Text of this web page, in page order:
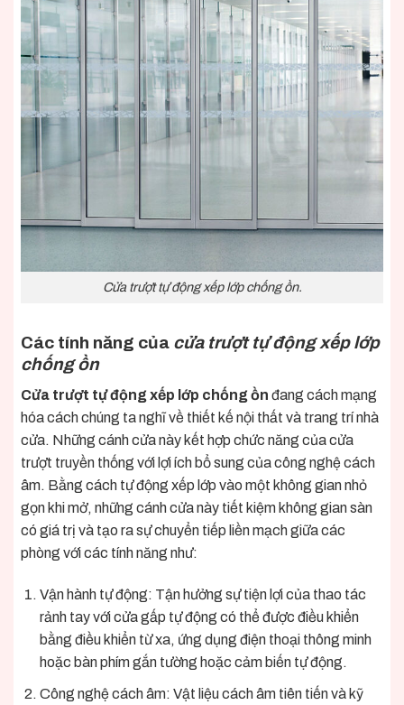
Cửa trượt tự động xếp lớp chống ồn.
Các tính năng của cửa trượt tự động xếp lớp
chống ồn
Cửa trượt tự động xếp lớp chống ồn đang cách mạng
hóa cách chúng ta nghĩ về thiết kế nội thất và trang trí nhà
cửa. Những cánh cửa này kết hợp chức năng của cửa
trượt truyền thống với lợi ích bổ sung của công nghệ cách
âm. Bằng cách tự động xếp lớp vào một không gian nhỏ
gọn khi mở, những cánh cửa này tiết kiệm không gian sàn
có giá trị và tạo ra sự chuyển tiếp liền mạch giữa các
phòng với các tính năng như:
Vận hành tự động: Tận hưởng sự tiện lợi của thao tác
rảnh tay với cửa gấp tự động có thể được điều khiển
bằng điều khiển từ xa, ứng dụng điện thoại thông minh
hoặc bàn phím gắn tường hoặc cảm biến tự động.
Công nghệ cách âm: Vật liệu cách âm tiên tiến và kỹ